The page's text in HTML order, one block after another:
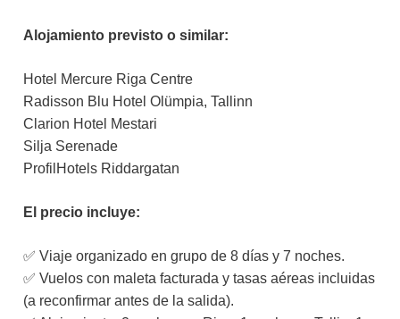
Alojamiento previsto o similar:
Hotel Mercure Riga Centre
Radisson Blu Hotel Olümpia, Tallinn
Clarion Hotel Mestari
Silja Serenade
ProfilHotels Riddargatan
El precio incluye:
✅ Viaje organizado en grupo de 8 días y 7 noches.
✅ Vuelos con maleta facturada y tasas aéreas incluidas
(a reconfirmar antes de la salida).